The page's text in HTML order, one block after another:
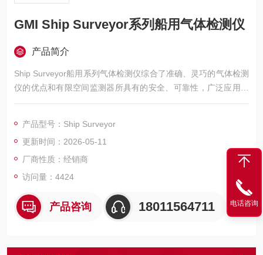
GMI Ship Surveyor系列船用气体检测仪
产品简介
Ship Surveyor船用系列气体检测仪综合了准确、灵巧的气体检测
仪的优点和有限空间监测器所具有的安全、可靠性，广泛应用于
船舶行业：如油轮、液化天然气体船（LNG）、液化石油气船
更简便，可靠性高，工作性能更好。
产品型号：Ship Surveyor
更新时间：2026-05-11
厂商性质：经销商
访问量：4424
产品咨询 18011564711 电话咨询